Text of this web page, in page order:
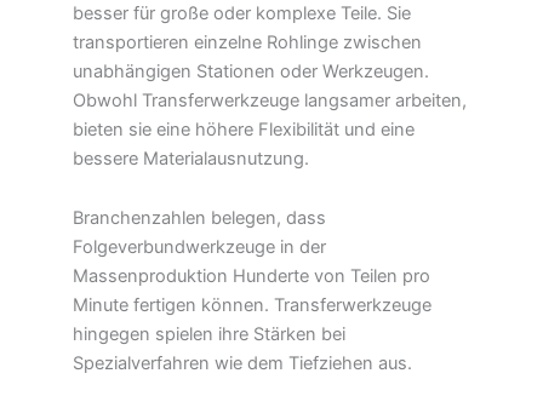
besser für große oder komplexe Teile. Sie
transportieren einzelne Rohlinge zwischen
unabhängigen Stationen oder Werkzeugen.
Obwohl Transferwerkzeuge langsamer arbeiten,
bieten sie eine höhere Flexibilität und eine
bessere Materialausnutzung.
Branchenzahlen belegen, dass
Folgeverbundwerkzeuge in der
Massenproduktion Hunderte von Teilen pro
Minute fertigen können. Transferwerkzeuge
hingegen spielen ihre Stärken bei
Spezialverfahren wie dem Tiefziehen aus.